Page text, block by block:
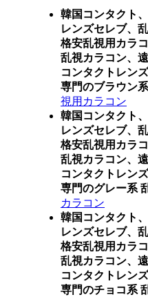
韓国コンタクト
レンズセレブ、
格安乱視用カラ
乱視カラコン、
コンタクトレン
専門のブラウン
視用カラコン
韓国コンタクト
レンズセレブ、
格安乱視用カラ
乱視カラコン、
コンタクトレン
専門のグレー系
カラコン
韓国コンタクト
レンズセレブ、
格安乱視用カラ
乱視カラコン、
コンタクトレン
専門のチョコ系